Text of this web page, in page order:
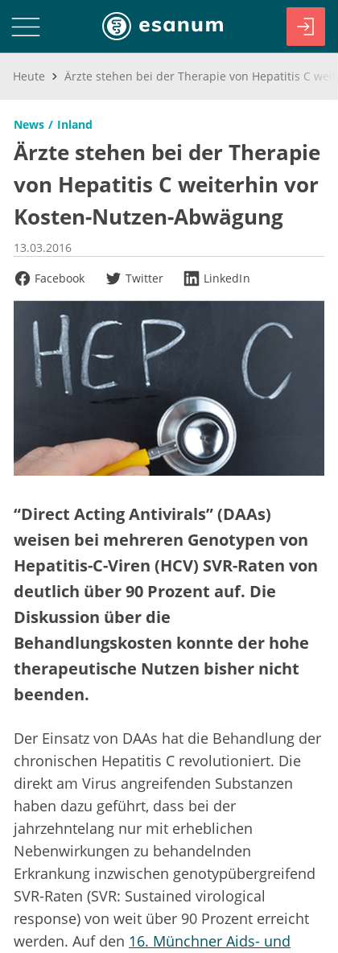
Heute
News Inland
Ärzte stehen bei der Therapie
von Hepatitis C weiterhin vor
Kosten-Nutzen-Abwägung
13.03.2016
Facebook
Twitter LinkedIn
“Direct Acting Antivirals” (DAAs)
weisen bei mehreren Genotypen von
Hepatitis-C-Viren (HCV) SVR-Raten von
deutlich über 90 Prozent auf. Die
Diskussion über die
Behandlungskosten konnte der hohe
therapeutische Nutzen bisher nicht
beenden.
Der Einsatz von DAAs hat die Behandlung der
chronischen Hepatitis C revolutioniert. Die
direkt am Virus angreifenden Substanzen
haben dazu geführt, dass bei der
jahrzehntelang nur mit erheblichen
Nebenwirkungen zu behandelnden
Erkrankung inzwischen genotypübergreifend
SVR-Raten (SVR: Sustained virological
response) von weit über 90 Prozent erreicht
werden. Auf den 16. Münchner Aids- und